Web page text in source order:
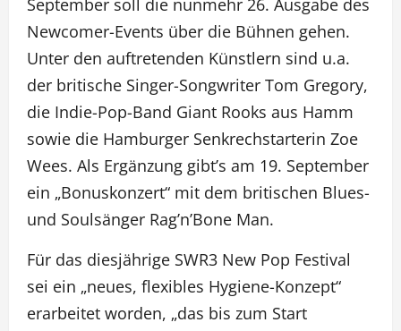
September soll die nunmehr 26. Ausgabe des
Newcomer-Events über die Bühnen gehen.
Unter den auftretenden Künstlern sind u.a.
der britische Singer-Songwriter Tom Gregory,
die Indie-Pop-Band Giant Rooks aus Hamm
sowie die Hamburger Senkrechstarterin Zoe
Wees. Als Ergänzung gibt’s am 19. September
ein „Bonuskonzert“ mit dem britischen Blues-
und Soulsänger Rag’n’Bone Man.
Für das diesjährige SWR3 New Pop Festival
sei ein „neues, flexibles Hygiene-Konzept“
erarbeitet worden, „das bis zum Start